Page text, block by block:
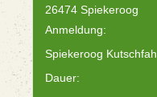
26474 Spiekeroog
Anmeldung:
Spiekeroog
Dauer: